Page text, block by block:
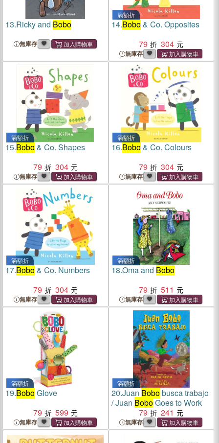
13.Ricky and Bobo
無庫存
滿額折
14.Bobo& Co. Opposites
79
304
無庫存
滿額折
15.Bobo& Co. Shapes
79
304
無庫存
滿額折
16.Bobo& Co. Colours
79
304
無庫存
滿額折
17.Bobo& Co. Numbers
79
304
無庫存
滿額折
18.Oma and Bobo
79
511
無庫存
滿額折
19.BoboGlove
79
599
無庫存
滿額折
20.Juan Bobobusca trabajo
/ Juan BoboGoes to Work
79
241
無庫存